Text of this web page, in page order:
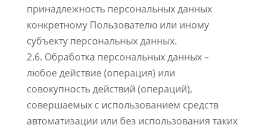
принадлежность персональных данных
конкретному Пользователю или иному
субъекту персональных данных.
2.6. Обработка персональных данных –
любое действие (операция) или
совокупность действий (операций),
совершаемых с использованием средств
автоматизации или без использования таких